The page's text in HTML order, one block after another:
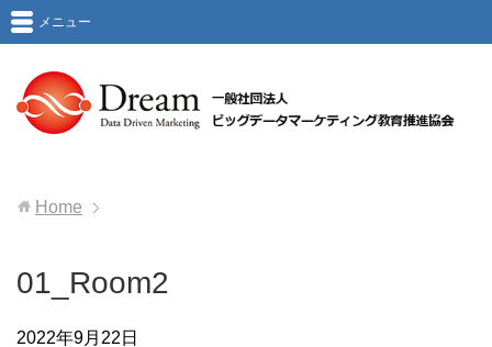
メニュー
Home
01_Room2
2022年9月22日